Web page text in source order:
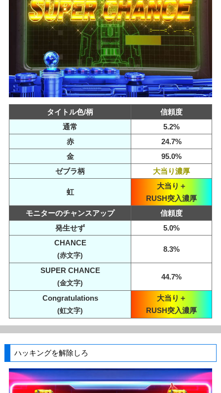
タイトル色/柄
信頼度
通常
5.2%
赤
24.7%
金
95.0%
ゼブラ柄
大当り濃厚
虹
大当り＋
RUSH突入濃厚
モニターのチャンスアップ
信頼度
発生せず
5.0%
CHANCE
(赤文字)
8.3%
SUPER CHANCE
(金文字)
44.7%
Congratulations
(虹文字)
大当り＋
RUSH突入濃厚
ハッキングを解除しろ